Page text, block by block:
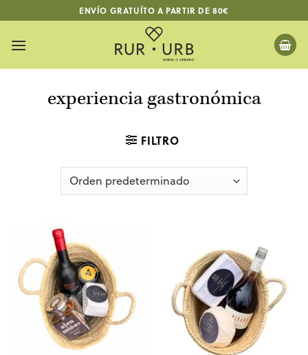
al
contenido
ENVÍO GRATUÍTO A PARTIR DE 80€
experiencia gastronómica
FILTRO